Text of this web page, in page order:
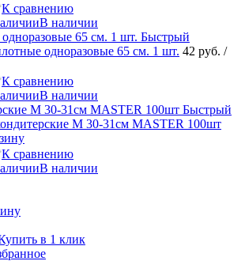
К сравнению
В наличии
Быстрый
одноразовые 65 см. 1 шт. 42 руб. /
К сравнению
В наличии
Быстрый
М 30-31см MASTER 100шт
К сравнению
В наличии
в 1 клик